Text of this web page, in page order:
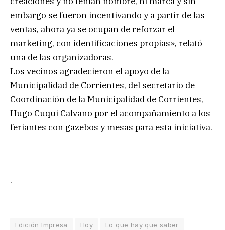
embargo se fueron incentivando y a partir de las
ventas, ahora ya se ocupan de reforzar el
marketing, con identificaciones propias», relató
una de las organizadoras.
Los vecinos agradecieron el apoyo de la
Municipalidad de Corrientes, del secretario de
Coordinación de la Municipalidad de Corrientes,
Hugo Cuqui Calvano por el acompañamiento a los
feriantes con gazebos y mesas para esta iniciativa.
.
Edición Impresa Hoy Lo que hay que saber